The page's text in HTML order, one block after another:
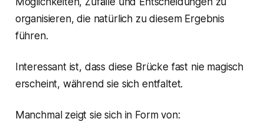
organisieren, die natürlich zu diesem Ergebnis
führen.
Interessant ist, dass diese Brücke fast nie magisch
erscheint, während sie sich entfaltet.
Manchmal zeigt sie sich in Form von: